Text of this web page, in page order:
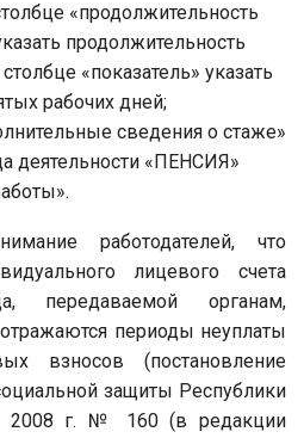
«продолжительность
продолжительность
«показатель» указать
рабочих дней;
сведения о стаже»
деятельности «ПЕНСИЯ»
работодателей, что
лицевого счета
передаваемой органам,
периоды неуплаты
взносов (постановление
защиты Республики
2008 г. № 160 (в редакции